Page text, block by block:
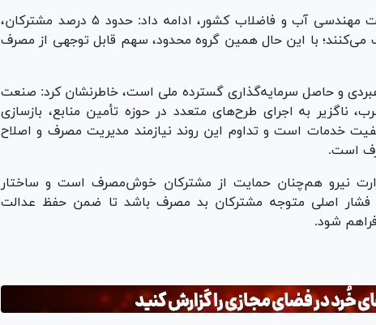
معاون برنامه‌ریزی و امور اقتصادی شرکت مهندسی آب و فاضلاب کشور، ادامه داد: حدود ۵ درصد مشترکان،
می‌کنند؛ با این حال همین گروه محدود، سهم قابل توجهی از مصرف
و حاصل سرمایه‌گذاری گسترده ملی است، خاطرنشان کرد: صنعت
ناگزیر به اجرای طرح‌های متعدد در حوزه تأمین منابع، بازسازی
خدمات است و تداوم این روند نیازمند مدیریت مصرف و اصلاح
است.
نیرو هم‌چنان حمایت از مشترکان خوش‌مصرف است و ساختار
فشار اصلی متوجه مشترکان بد مصرف باشد تا ضمن حفظ عدالت
شود.